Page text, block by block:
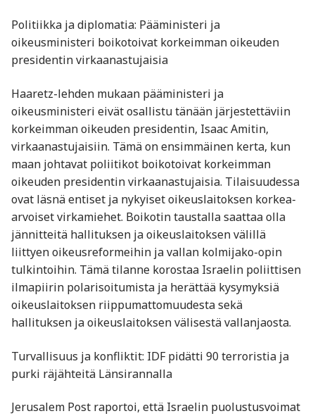
Politiikka ja diplomatia: Pääministeri ja
oikeusministeri boikotoivat korkeimman oikeuden
presidentin virkaanastujaisia
Haaretz-lehden mukaan pääministeri ja
oikeusministeri eivät osallistu tänään järjestettäviin
korkeimman oikeuden presidentin, Isaac Amitin,
virkaanastujaisiin. Tämä on ensimmäinen kerta, kun
maan johtavat poliitikot boikotoivat korkeimman
oikeuden presidentin virkaanastujaisia. Tilaisuudessa
ovat läsnä entiset ja nykyiset oikeuslaitoksen korkea-
arvoiset virkamiehet. Boikotin taustalla saattaa olla
jännitteitä hallituksen ja oikeuslaitoksen välillä
liittyen oikeusreformeihin ja vallan kolmijako-opin
tulkintoihin. Tämä tilanne korostaa Israelin poliittisen
ilmapiirin polarisoitumista ja herättää kysymyksiä
oikeuslaitoksen riippumattomuudesta sekä
hallituksen ja oikeuslaitoksen välisestä vallanjaosta.
Turvallisuus ja konfliktit: IDF pidätti 90 terroristia ja
purki räjähteitä Länsirannalla
Jerusalem Post raportoi, että Israelin puolustusvoimat